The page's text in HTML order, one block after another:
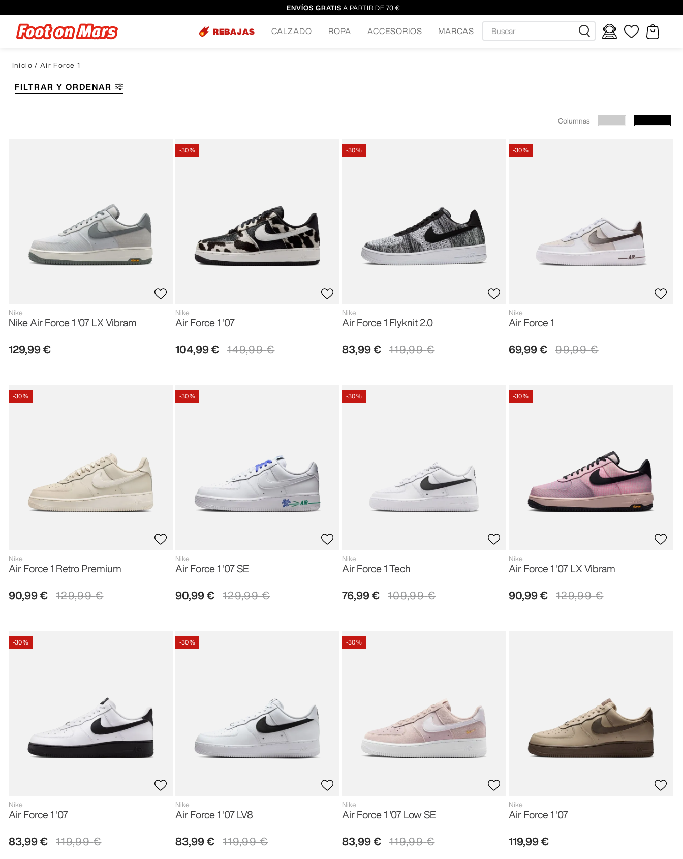
ENVÍOS GRATIS A PARTIR DE 70 €
REBAJAS CALZADO ROPA ACCESORIOS MARCAS
Air Force 1
FILTRAR Y ORDENAR
Columnas
Nike
Nike Air Force 1 '07 LX Vibram
129,99 €
-30 %
Nike
Air Force 1 '07
104,99 € 149,99 €
-30 %
Nike
Air Force 1 Flyknit 2.0
83,99 € 119,99 €
-30 %
Nike
Air Force 1
69,99 € 99,99 €
-30 %
Nike
Air Force 1 Retro Premium
90,99 € 129,99 €
-30 %
Nike
Air Force 1 '07 SE
90,99 € 129,99 €
-30 %
Nike
Air Force 1 Tech
76,99 € 109,99 €
-30 %
Nike
Air Force 1 '07 LX Vibram
90,99 € 129,99 €
-30 %
Nike
Air Force 1 '07
83,99 € 119,99 €
-30 %
Nike
Air Force 1 '07 LV8
83,99 € 119,99 €
-30 %
Nike
Air Force 1 '07 Low SE
83,99 € 119,99 €
Nike
Air Force 1 '07
119,99 €